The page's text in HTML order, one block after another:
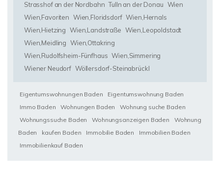
Strasshof an der Nordbahn Tulln an der Donau Wien
Wien,Favoriten Wien,Floridsdorf Wien,Hernals
Wien,Hietzing Wien,Landstraße Wien,Leopoldstadt
Wien,Meidling Wien,Ottakring
Wien,Rudolfsheim-Fünfhaus Wien,Simmering
Wiener Neudorf Wöllersdorf-Steinabrückl
Eigentumswohnungen Baden
Eigentumswohnung Baden
Immo Baden
Wohnungen Baden
Wohnung suche Baden
Wohnungssuche Baden
Wohnungsanzeigen Baden
Wohnung
Baden
kaufen Baden Immobilie Baden
Immobilien Baden
Immobilienkauf Baden